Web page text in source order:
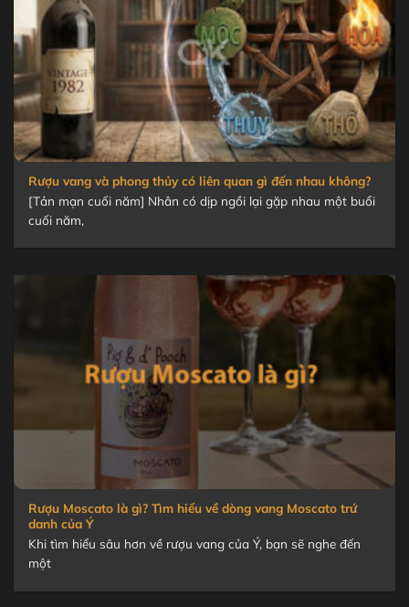
Rượu vang và phong thủy có liên quan gì đến nhau không?
[Tản mạn cuối năm] Nhân có dịp ngồi lại gặp nhau một buổi
cuối năm,
Rượu Moscato là gì? Tìm hiểu về dòng vang Moscato trứ
danh của Ý
Khi tìm hiểu sâu hơn về rượu vang của Ý, bạn sẽ nghe đến
một